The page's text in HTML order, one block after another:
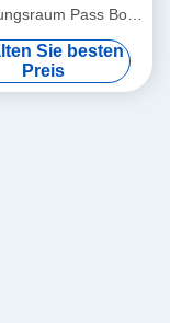
Pass Box
Luke in der Größe
Sie besten
Preis